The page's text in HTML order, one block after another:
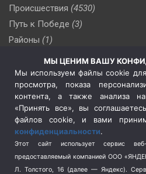
Происшествия (4530)
Путь к Победе (3)
Районы (1)
(510)
Сельское хозяйство (3)
Социальная политика
(3)
Спецоперация в Украине
Спецоперация на Украине
(404)
Спорт (740)
Терроризм (1)
МЫ ЦЕНИМ ВАШУ
Мы используем файлы cookie
просмотра, показа
контента, а также анализа
«Принять все», вы
файлов cookie, и вами
конфиденциальности.
Этот сайт использует сервис
предоставляемый компанией ООО
Л. Толстого, 16 (далее — Яндекс).